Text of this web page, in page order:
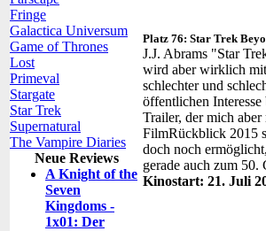
Fringe
Galactica Universum
Game of Thrones
Lost
Primeval
Stargate
Star Trek
Supernatural
The Vampire Diaries
Neue Reviews
A Knight of the
Seven
Kingdoms -
1x01: Der
Platz 76: Star Trek
J.J. Abrams "Star
wird aber wirklich
schlechter und
öffentlichen
Trailer, der mich
FilmRückblick 2015
doch noch
gerade auch zum 50.
Kinostart: 21. Juli